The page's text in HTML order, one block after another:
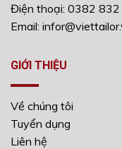
Điện thoại: 0382
Email:
GIỚI THIỆU
Về chúng tôi
Tuyển dụng
Liên hệ